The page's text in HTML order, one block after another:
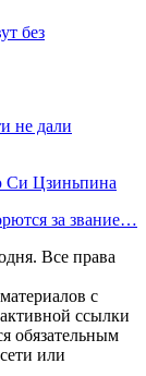
без
не дали
Си Цзиньпина
за звание…
Все права
с
ссылки
обязательным
или